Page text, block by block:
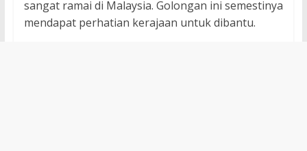
sangat ramai di Malaysia. Golongan ini semestinya
mendapat perhatian kerajaan untuk dibantu.